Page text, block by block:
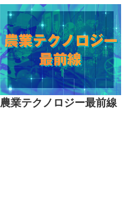
農業テクノロジー最前線